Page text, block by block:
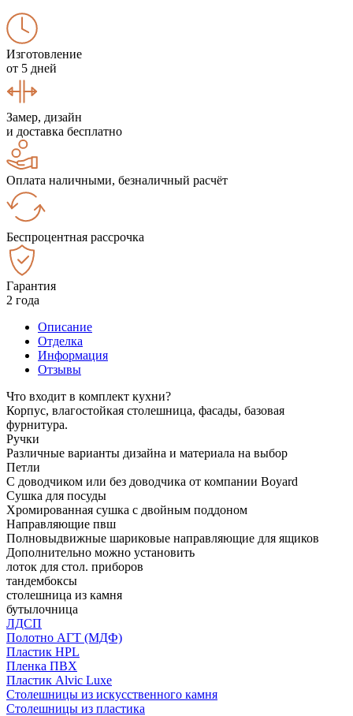
Изготовление
от 5 дней
Замер, дизайн
и доставка бесплатно
Оплата наличными, безналичный расчёт
Беспроцентная рассрочка
Гарантия
2 года
Описание
Отделка
Информация
Отзывы
Что входит в комплект кухни?
Корпус, влагостойкая столешница, фасады, базовая
фурнитура.
Ручки
Различные варианты дизайна и материала на выбор
Петли
С доводчиком или без доводчика от компании Boyard
Сушка для посуды
Хромированная сушка с двойным поддоном
Направляющие пвш
Полновыдвижные шариковые направляющие для ящиков
Дополнительно можно установить
лоток для стол. приборов
тандембоксы
столешница из камня
бутылочница
ЛДСП
Полотно АГТ (МДФ)
Пластик HPL
Пленка ПВХ
Пластик Alvic Luxe
Столешницы из искусственного камня
Столешницы из пластика